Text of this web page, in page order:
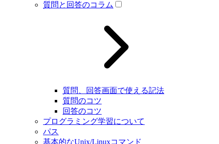
質問と回答のコラム
質問、回答画面で使える記法
質問のコツ
回答のコツ
プログラミング学習について
パス
基本的なUnix/Linuxコマンド